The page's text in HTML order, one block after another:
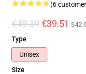
(6
€49.39 €39.51
Type
Unisex
Size